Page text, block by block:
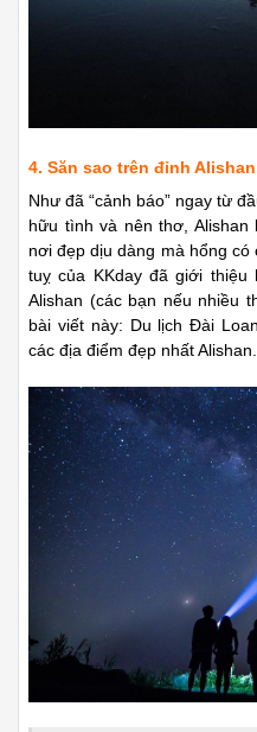
4. Săn sao trên đỉnh Alishan
Như đã “cảnh báo” ngay từ
hữu tình và nên thơ,
nơi đẹp dịu dàng mà hổng có
tuỵ của KKday đã giới
Alishan (các bạn nếu nhiều
bài viết này: Du lịch Đài
các địa điểm đẹp nhất Alishan.